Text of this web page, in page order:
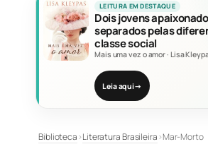
LEITURA EM DESTAQUE
Dois jovens
separados pelas
classe social
Mais uma vez o amor· Lisa
Leia aqui→
Biblioteca›Literatura Brasileira›Mar-Morto